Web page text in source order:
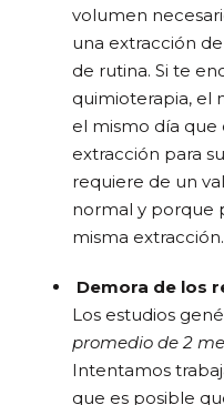
volumen
una extracción
de rutina. Si te
quimioterapia, el
el mismo día que
extracción para
requiere de un
normal y porque
misma extracción.
Demora de los
Los estudios
promedio de 2
Intentamos
que es posible